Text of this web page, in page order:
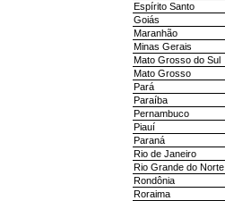
Espírito Santo
Goiás
Maranhão
Minas Gerais
Mato Grosso do Sul
Mato Grosso
Pará
Paraíba
Pernambuco
Piauí
Paraná
Rio de Janeiro
Rio Grande do Norte
Rondônia
Roraima